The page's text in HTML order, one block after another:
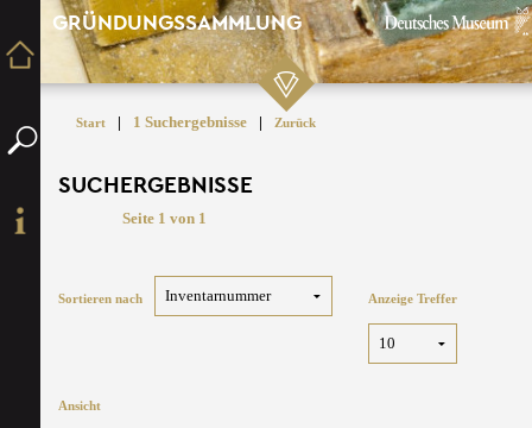
GRÜNDUNGSSAMMLUNG
Start | 1 Suchergebnisse | Zurück
SUCHERGEBNISSE
Seite 1 von 1
Sortieren nach Anzeige Treffer
Ansicht